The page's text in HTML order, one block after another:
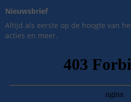
Nieuwsbrief
Altijd als eerste op de hoogte van
acties en meer.